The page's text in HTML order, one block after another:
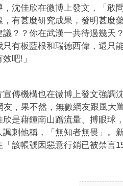
沈佳欣在微博上發文，「敢
有甚麼研究成果，發明甚麼
議？？你在武漢一共待過幾天
有板藍根和瑞德西偉，還只
吧!」
傳機構也在微博上發文強調
友，果不然，無數網友跟風大
是藉鍾南山蹭流量、搏眼球
諷刺他稱，「無知者無畏」。
該帳號因惡意行銷已被禁言